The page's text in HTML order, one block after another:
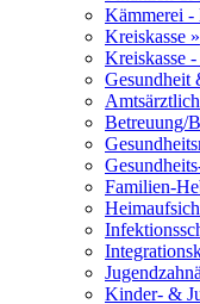
Kämmerei -
Kreiskasse »
Kreiskasse
Gesundheit
Betreuung/
Familien-
Kinder- &